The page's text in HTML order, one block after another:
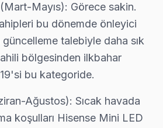
950 TL
– 700 TL
Ses gecikmesi için ücretsiz
özeti (son 725 gün):
Ağımız: Avcılar Tüm
televizyon servisi arayan tüm
Mayıs): Görece sakin.
bu dönemde önleyici
güncelleme talebiyle daha sık
bölgesinden ilkbahar
bu kategoride.
Ağustos): Sıcak havada
koşulları Hisense Mini LED